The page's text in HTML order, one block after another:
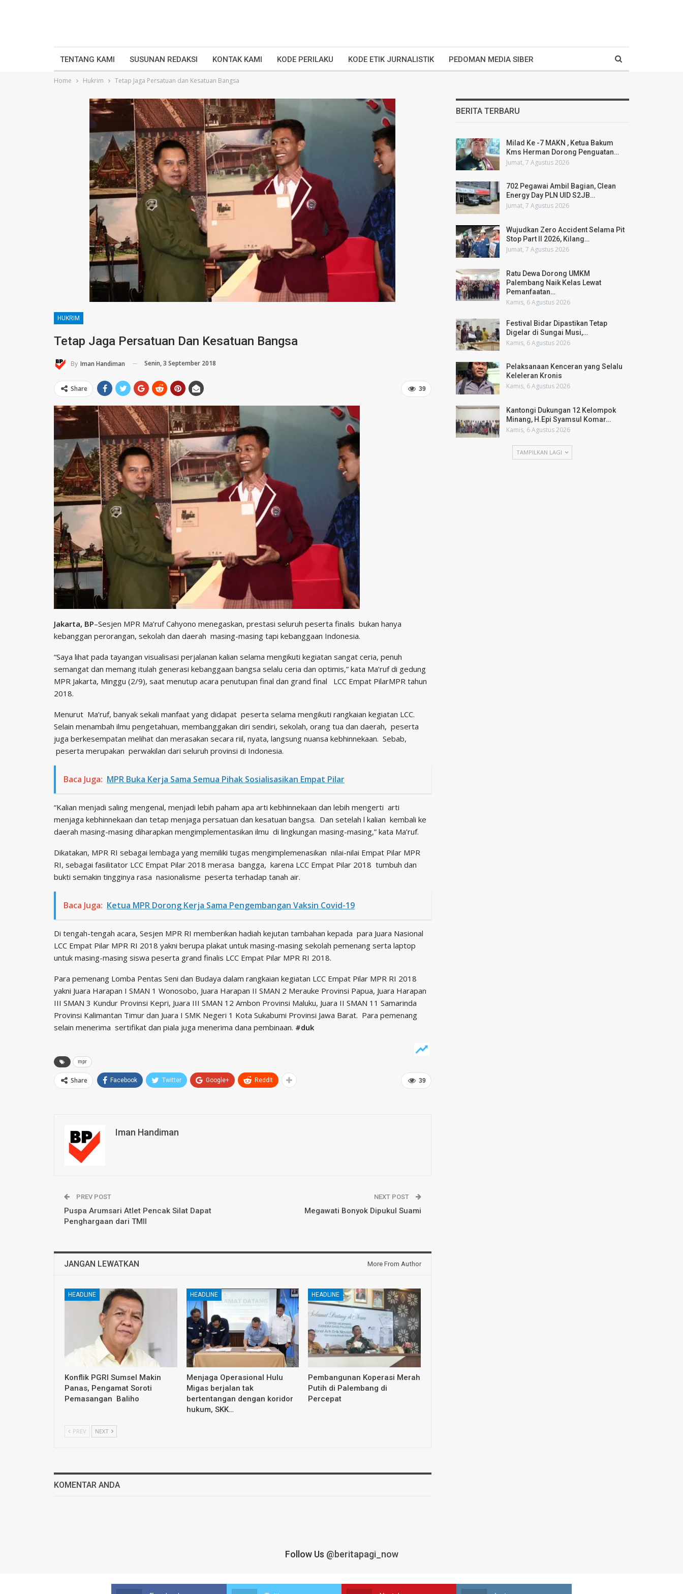
TENTANG KAMI SUSUNAN REDAKSI KONTAK KAMI KODE PERILAKU KODE ETIK JURNALISTIK PEDOMAN MEDIA SIBER
Home Hukrim Tetap Jaga Persatuan dan Kesatuan Bangsa
HUKRIM
Tetap Jaga Persatuan Dan Kesatuan Bangsa
By Iman Handiman Senin, 3 September 2018
39
Share
Jakarta, BP–Sesjen MPR Ma’ruf Cahyono menegaskan, prestasi seluruh peserta finalis bukan hanya
kebanggan perorangan, sekolah dan daerah masing-masing tapi kebanggaan Indonesia.
“Saya lihat pada tayangan visualisasi perjalanan kalian selama mengikuti kegiatan sangat ceria, penuh
semangat dan memang itulah generasi kebanggaan bangsa selalu ceria dan optimis,” kata Ma’ruf di gedung
MPR Jakarta, Minggu (2/9), saat menutup acara penutupan final dan grand final LCC Empat PilarMPR tahun
2018.
Menurut Ma’ruf, banyak sekali manfaat yang didapat peserta selama mengikuti rangkaian kegiatan LCC.
Selain menambah ilmu pengetahuan, membanggakan diri sendiri, sekolah, orang tua dan daerah, peserta
juga berkesempatan melihat dan merasakan secara riil, nyata, langsung nuansa kebhinnekaan. Sebab,
peserta merupakan perwakilan dari seluruh provinsi di Indonesia.
Baca Juga: MPR Buka Kerja Sama Semua Pihak Sosialisasikan Empat Pilar
“Kalian menjadi saling mengenal, menjadi lebih paham apa arti kebhinnekaan dan lebih mengerti arti
menjaga kebhinnekaan dan tetap menjaga persatuan dan kesatuan bangsa. Dan setelah l kalian kembali ke
daerah masing-masing diharapkan mengimplementasikan ilmu di lingkungan masing-masing,” kata Ma’ruf.
Dikatakan, MPR RI sebagai lembaga yang memiliki tugas mengimplemenasikan nilai-nilai Empat Pilar MPR
RI, sebagai fasilitator LCC Empat Pilar 2018 merasa bangga, karena LCC Empat Pilar 2018 tumbuh dan
bukti semakin tingginya rasa nasionalisme peserta terhadap tanah air.
Baca Juga: Ketua MPR Dorong Kerja Sama Pengembangan Vaksin Covid-19
Di tengah-tengah acara, Sesjen MPR RI memberikan hadiah kejutan tambahan kepada para Juara Nasional
LCC Empat Pilar MPR RI 2018 yakni berupa plakat untuk masing-masing sekolah pemenang serta laptop
untuk masing-masing siswa peserta grand finalis LCC Empat Pilar MPR RI 2018.
Para pemenang Lomba Pentas Seni dan Budaya dalam rangkaian kegiatan LCC Empat Pilar MPR RI 2018
yakni Juara Harapan I SMAN 1 Wonosobo, Juara Harapan II SMAN 2 Merauke Provinsi Papua, Juara Harapan
III SMAN 3 Kundur Provinsi Kepri, Juara III SMAN 12 Ambon Provinsi Maluku, Juara II SMAN 11 Samarinda
Provinsi Kalimantan Timur dan Juara I SMK Negeri 1 Kota Sukabumi Provinsi Jawa Barat. Para pemenang
selain menerima sertifikat dan piala juga menerima dana pembinaan. #duk
mpr
39
Share Facebook Twitter Google+ ReddIt
Iman Handiman
PREV POST
Puspa Arumsari Atlet Pencak Silat Dapat
Penghargaan dari TMII
NEXT POST
Megawati Bonyok Dipukul Suami
JANGAN LEWATKAN More From Author
HEADLINE
Konflik PGRI Sumsel Makin
Panas, Pengamat Soroti
Pemasangan Baliho
HEADLINE
Menjaga Operasional Hulu
Migas berjalan tak
bertentangan dengan koridor
hukum, SKK…
HEADLINE
Pembangunan Koperasi Merah
Putih di Palembang di
Percepat
PREV NEXT
KOMENTAR ANDA
BERITA TERBARU
Milad Ke -7 MAKN , Ketua Bakum
Kms Herman Dorong Penguatan…
Jumat, 7 Agustus 2026
702 Pegawai Ambil Bagian, Clean
Energy Day PLN UID S2JB…
Jumat, 7 Agustus 2026
Wujudkan Zero Accident Selama Pit
Stop Part II 2026, Kilang…
Jumat, 7 Agustus 2026
Ratu Dewa Dorong UMKM
Palembang Naik Kelas Lewat
Pemanfaatan…
Kamis, 6 Agustus 2026
Festival Bidar Dipastikan Tetap
Digelar di Sungai Musi,…
Kamis, 6 Agustus 2026
Pelaksanaan Kenceran yang Selalu
Keleleran Kronis
Kamis, 6 Agustus 2026
Kantongi Dukungan 12 Kelompok
Minang, H.Epi Syamsul Komar…
Kamis, 6 Agustus 2026
TAMPILKAN LAGI
Follow Us @beritapagi_now